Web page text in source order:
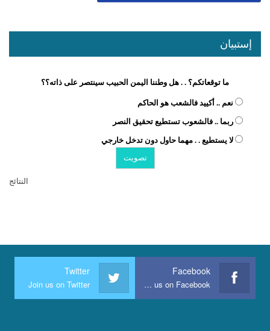
إستبيان
ما توقعاتكم؟ . . هل وطننا اليمن الحبيب سينتصر على ذاته؟؟
نعم .. أكييد فالشعب هو الحاكم
ربما .. فالشعوب تستطيع تحقيق النصر
لا يستطيع . . مهما حاول دون تدخل خارجي
النتائج
Facebook
Join us on Facebook
Twitter
Join us on Twitter